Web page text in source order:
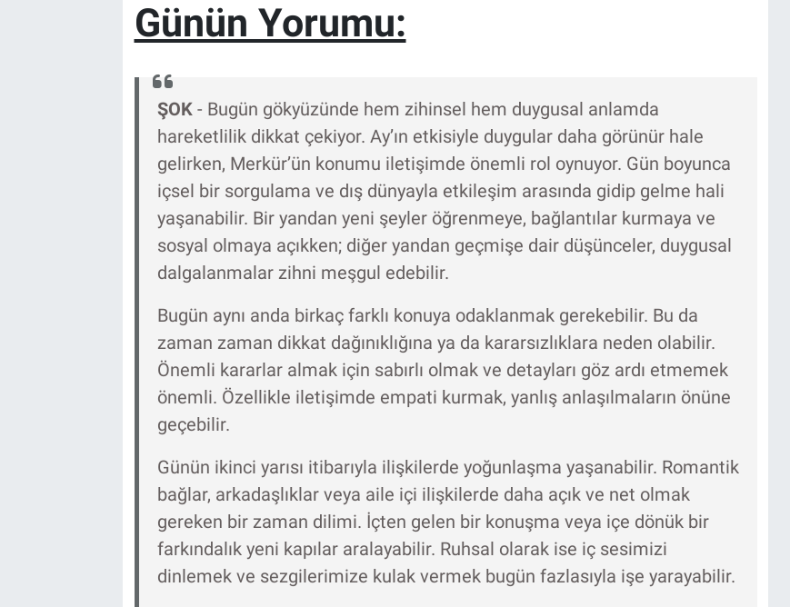
Günün Yorumu:
ŞOK- Bugün gökyüzünde hem zihinsel hem duygusal anlamda
hareketlilik dikkat çekiyor. Ay’ın etkisiyle duygular daha görünür hale
gelirken, Merkür’ün konumu iletişimde önemli rol oynuyor. Gün boyunca
içsel bir sorgulama ve dış dünyayla etkileşim arasında gidip gelme hali
yaşanabilir. Bir yandan yeni şeyler öğrenmeye, bağlantılar kurmaya ve
sosyal olmaya açıkken; diğer yandan geçmişe dair düşünceler, duygusal
dalgalanmalar zihni meşgul edebilir.
Bugün aynı anda birkaç farklı konuya odaklanmak gerekebilir. Bu da
zaman zaman dikkat dağınıklığına ya da kararsızlıklara neden olabilir.
Önemli kararlar almak için sabırlı olmak ve detayları göz ardı etmemek
önemli. Özellikle iletişimde empati kurmak, yanlış anlaşılmaların önüne
geçebilir.
Günün ikinci yarısı itibarıyla ilişkilerde yoğunlaşma yaşanabilir. Romantik
bağlar, arkadaşlıklar veya aile içi ilişkilerde daha açık ve net olmak
gereken bir zaman dilimi. İçten gelen bir konuşma veya içe dönük bir
farkındalık yeni kapılar aralayabilir. Ruhsal olarak ise iç sesimizi
dinlemek ve sezgilerimize kulak vermek bugün fazlasıyla işe yarayabilir.